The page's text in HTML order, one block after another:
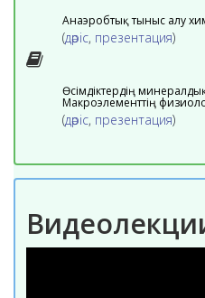
Анаэробтық тыныс алу
(дәріс, презентация)
Өсімдіктердің
Макроэлементтің
(дәріс, презентация)